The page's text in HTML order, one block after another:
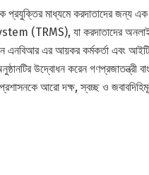
প্রযুক্তির মাধ্যমে করদাতাদের
যা করদাতাদের অনলাইন
এর আয়কর কর্মকর্তা এবং আইটি
উদ্বোধন করেন গণপ্রজাতন্ত্রী
আরো দক্ষ, স্বচ্ছ ও